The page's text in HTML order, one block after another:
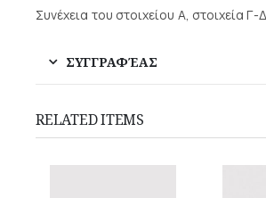
Συνέχεια του στοιχείου Α, στοιχεία Γ-Δ.
ΣΥΓΓΡΑΦΈΑΣ
RELATED ITEMS